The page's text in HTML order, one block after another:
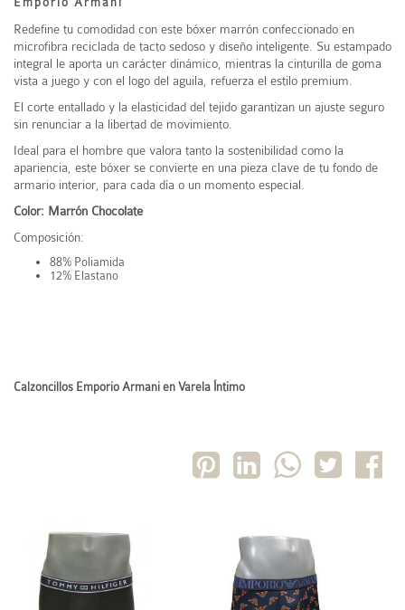
Redefine tu comodidad con este bóxer marrón confeccionado en
microfibra reciclada de tacto sedoso y diseño inteligente. Su estampado
integral le aporta un carácter dinámico, mientras la cinturilla de goma
vista a juego y con el logo del aguila, refuerza el estilo premium.
El corte entallado y la elasticidad del tejido garantizan un ajuste seguro
sin renunciar a la libertad de movimiento.
Ideal para el hombre que valora tanto la sostenibilidad como la
apariencia, este bóxer se convierte en una pieza clave de tu fondo de
armario interior, para cada día o un momento especial.
Color: Marrón Chocolate
Composición:
88% Poliamida
12% Elastano
Calzoncillos Emporio Armani en Varela Íntimo